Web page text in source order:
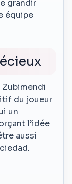
grandir
équipe
du joueur
un
l’idée
aussi